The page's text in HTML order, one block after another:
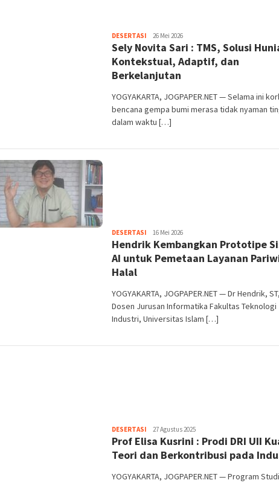
DESERTASI Heri
Purwata
26 Mei 2026
Sely Novita Sari : TMS, Solusi
Kontekstual, Adaptif, dan
Berkelanjutan
YOGYAKARTA, JOGPAPER.NET — Selama ini
bencana gempa bumi merasa tidak nyaman
dalam waktu […]
DESERTASI Heri
Purwata
16 Mei 2026
Hendrik Kembangkan Prototipe
AI untuk Pemetaan Layanan
Halal
YOGYAKARTA, JOGPAPER.NET — Dr Hendrik,
Dosen Jurusan Informatika Fakultas Teknologi
Industri, Universitas Islam […]
DESERTASI Heri
Purwata
27 Agustus 2025
Prof Elisa Kusrini : Prodi DRI UII
Teori dan Berkontribusi pada
YOGYAKARTA, JOGPAPER.NET — Program Studi